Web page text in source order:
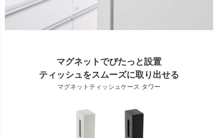
マグネットでぴたっと設置
ティッシュをスムーズに取り出せる
マグネットティッシュケース タワー